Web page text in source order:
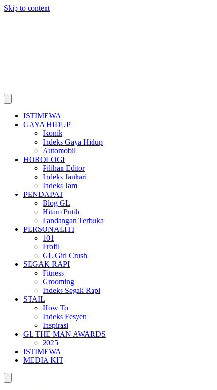
Skip to content
ISTIMEWA
GAYA HIDUP
Ikonik
Indeks Gaya Hidup
Automobil
HOROLOGI
Pilihan Editor
Indeks Jauhari
Indeks Jam
PENDAPAT
Blog GL
Hitam Putih
Pandangan Terbuka
PERSONALITI
101
Profil
GL Girl Crush
SEGAK RAPI
Fitness
Grooming
Indeks Segak Rapi
STAIL
How To
Indeks Fesyen
Inspirasi
GL THE MAN AWARDS
2025
ISTIMEWA
MEDIA KIT